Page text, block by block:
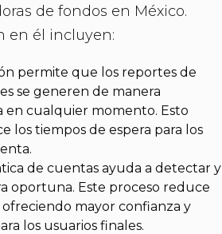
de fondos en México.
en él incluyen:
permite que los reportes de
se generen de manera
en cualquier momento. Esto
los tiempos de espera para los
de cuentas ayuda a detectar y
oportuna. Este proceso reduce
ofreciendo mayor confianza y
los usuarios finales.